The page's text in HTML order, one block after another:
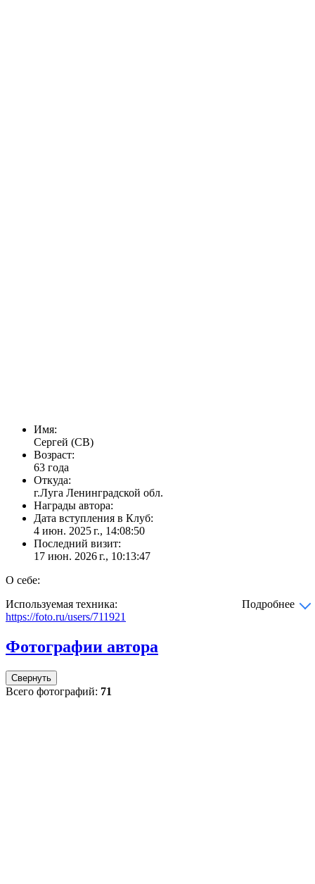
Имя:
Сергей (СВ)
Возраст:
63 года
Откуда:
г.Луга Ленинградской обл.
Награды автора:
Дата вступления в Клуб:
4 июн. 2025 г., 14:08:50
Последний визит:
17 июн. 2026 г., 10:13:47
О себе:
Используемая техника:
Подробнее
https://foto.ru/users/711921
Фотографии автора
Свернуть
Всего фотографий: 71